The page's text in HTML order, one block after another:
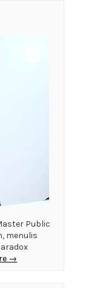
Public
menulis
→